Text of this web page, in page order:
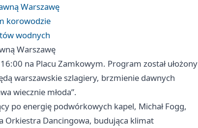
Warszawę
korowodzie
wodnych
Warszawę
na Placu Zamkowym. Program został ułożony
warszawskie szlagiery, brzmienie dawnych
wiecznie młoda”.
po energię podwórkowych kapel, Michał Fogg,
Orkiestra Dancingowa, budująca klimat